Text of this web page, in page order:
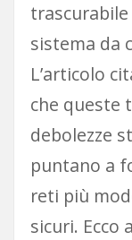
sistema da
L’articolo
che queste
debolezze
puntano a
reti più
sicuri. Ecco